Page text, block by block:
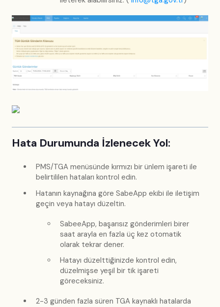
Hata Durumunda İzlenecek Yol:
PMS/TGA menüsünde kırmızı bir ünlem işareti ile
belirtililen hataları kontrol edin.
Hatanın kaynağına göre SabeApp ekibi ile iletişim
geçin veya hatayı düzeltin.
SabeeApp, başarısız gönderimleri birer
saat arayla en fazla üç kez otomatik
olarak tekrar dener.
Hatayı düzelttiğinizde kontrol edin,
düzelmişse yeşil bir tik işareti
göreceksiniz.
2-3 günden fazla süren TGA kaynaklı hatalarda